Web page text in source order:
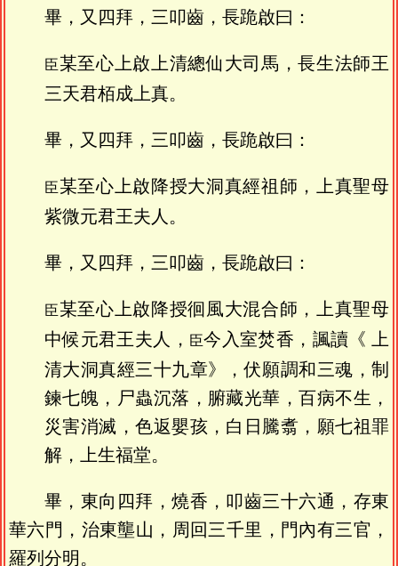
畢，又四拜，三叩齒，長跪啟曰：
臣某至心上啟上清總仙大司馬，長生法師王
三天君栢成上真。
畢，又四拜，三叩齒，長跪啟曰：
臣某至心上啟降授大洞真經祖師，上真聖母
紫微元君王夫人。
畢，又四拜，三叩齒，長跪啟曰：
臣某至心上啟降授徊風大混合師，上真聖母
中候元君王夫人， 臣今入室焚香，諷讀《 上
清大洞真經三十九章》，伏願調和三魂，制
鍊七魄，尸蟲沉落，腑藏光華，百病不生，
災害消滅，色返嬰孩，白日騰翥，願七祖罪
解，上生福堂。
畢，東向四拜，燒香，叩齒三十六通，存東
華六門，治東壟山，周回三千里，門內有三官，
羅列分明。